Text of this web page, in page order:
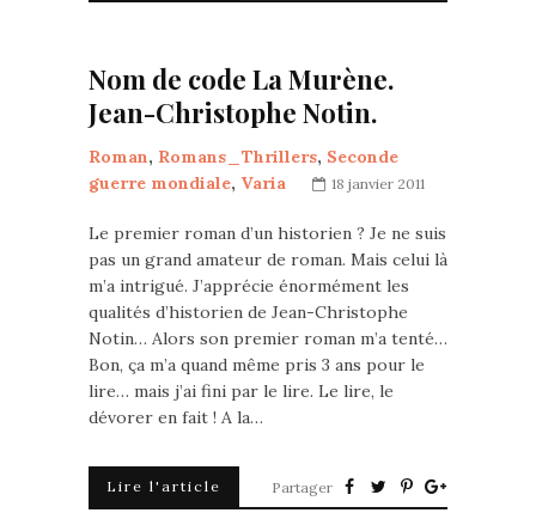
Nom de code La Murène.
Jean-Christophe Notin.
Roman, Romans_Thrillers, Seconde
guerre mondiale, Varia 18 janvier 2011
Le premier roman d’un historien ? Je ne suis
pas un grand amateur de roman. Mais celui là
m’a intrigué. J’apprécie énormément les
qualités d’historien de Jean-Christophe
Notin… Alors son premier roman m’a tenté…
Bon, ça m’a quand même pris 3 ans pour le
lire… mais j’ai fini par le lire. Le lire, le
dévorer en fait ! A la…
Lire l'article Partager